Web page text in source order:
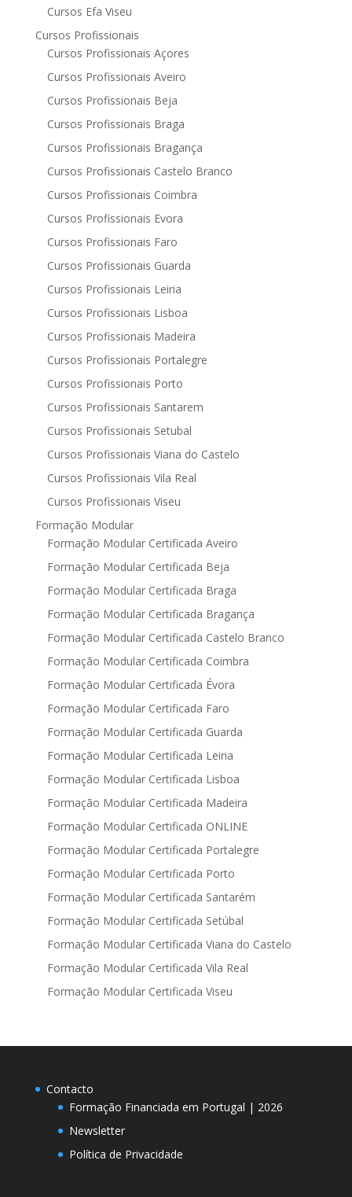
Cursos Efa Viseu
Cursos Profissionais
Cursos Profissionais Açores
Cursos Profissionais Aveiro
Cursos Profissionais Beja
Cursos Profissionais Braga
Cursos Profissionais Bragança
Cursos Profissionais Castelo Branco
Cursos Profissionais Coimbra
Cursos Profissionais Evora
Cursos Profissionais Faro
Cursos Profissionais Guarda
Cursos Profissionais Leiria
Cursos Profissionais Lisboa
Cursos Profissionais Madeira
Cursos Profissionais Portalegre
Cursos Profissionais Porto
Cursos Profissionais Santarem
Cursos Profissionais Setubal
Cursos Profissionais Viana do Castelo
Cursos Profissionais Vila Real
Cursos Profissionais Viseu
Formação Modular
Formação Modular Certificada Aveiro
Formação Modular Certificada Beja
Formação Modular Certificada Braga
Formação Modular Certificada Bragança
Formação Modular Certificada Castelo Branco
Formação Modular Certificada Coimbra
Formação Modular Certificada Évora
Formação Modular Certificada Faro
Formação Modular Certificada Guarda
Formação Modular Certificada Leiria
Formação Modular Certificada Lisboa
Formação Modular Certificada Madeira
Formação Modular Certificada ONLINE
Formação Modular Certificada Portalegre
Formação Modular Certificada Porto
Formação Modular Certificada Santarém
Formação Modular Certificada Setúbal
Formação Modular Certificada Viana do Castelo
Formação Modular Certificada Vila Real
Formação Modular Certificada Viseu
Contacto
Formação Financiada em Portugal | 2026
Newsletter
Política de Privacidade